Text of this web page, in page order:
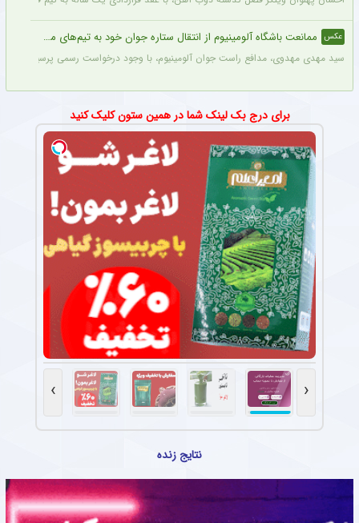
عکس ممانعت باشگاه آلومینیوم از انتقال ستاره جوان خود به تیم‌های مدعی + عکس
سید مهدی مهدوی، مدافع راست جوان آلومینیوم، با وجود درخواست رسمی پرسپولیس،
برای درج بک لینک شما در همین ستون کلیک کنید
‹
›
نتایج زنده